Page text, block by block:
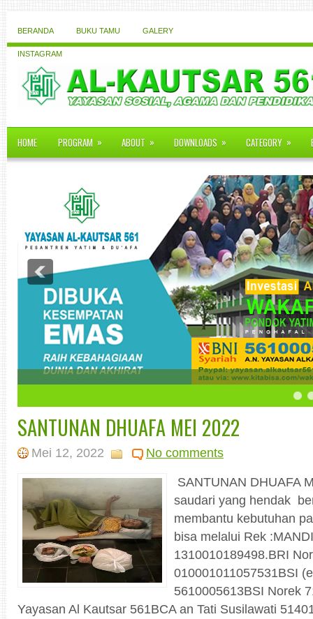
BERANDA BUKU TAMU GALERY
INSTAGRAM
HOME PROGRAM » ABOUT » DOWNLOADS » CATEGORY »
SANTUNAN DHUAFA MEI 2022
Mei 12, 2022
No comments
SANTUNAN DHUAFA
saudari yang hendak
membantu kebutuhan
bisa melalui Rek
1310010189498.BRI
010001011057531BSI
5610005613BSI Norek
Yayasan Al Kautsar 561BCA an Tati Susilawati